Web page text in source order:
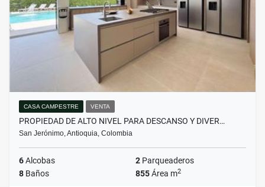
CASA CAMPESTRE VENTA
PROPIEDAD DE ALTO NIVEL PARA DESCANSO Y DIVER…
San Jerónimo, Antioquia, Colombia
6Alcobas 2 Parqueaderos
8 Baños 855Área m2